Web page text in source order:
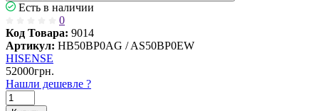
Есть в наличии
0
Код Товара: 9014
Артикул: HB50BP0AG / AS50BP0EW
HISENSE
52000грн.
Нашли дешевле ?